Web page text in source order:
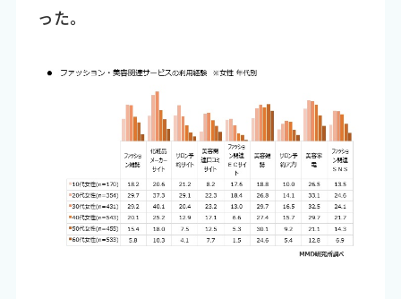
った。